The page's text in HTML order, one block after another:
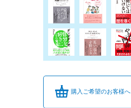
購入ご希望のお客様へ